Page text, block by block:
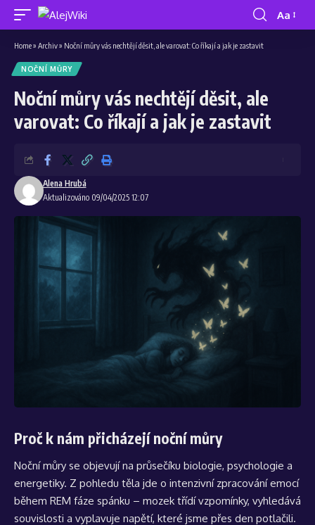
Aa
Home» Archiv» Noční můry vás nechtějí děsit, ale varovat: Co říkají a jak je zastavit
NOČNÍ MŮRY
Noční můry vás nechtějí děsit, ale
varovat: Co říkají a jak je zastavit
Aktualizováno 09/04/2025 12:07
Alena Hrubá
Proč k nám přicházejí noční můry
Noční můry se objevují na průsečíku biologie, psychologie a
energetiky. Z pohledu těla jde o intenzivní zpracování emocí
během REM fáze spánku – mozek třídí vzpomínky, vyhledává
souvislosti a vyplavuje napětí, které jsme přes den potlačili.